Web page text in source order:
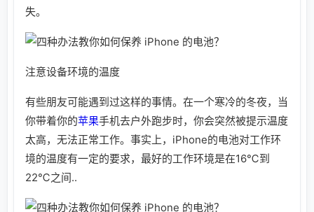
失。
注意设备环境的温度
有些朋友可能遇到过这样的事情。在一个寒冷的冬夜，当
你带着你的苹果手机去户外跑步时，你会突然被提示温度
太高，无法正常工作。事实上，iPhone的电池对工作环
境的温度有一定的要求，最好的工作环境是在16℃到
22℃之间..